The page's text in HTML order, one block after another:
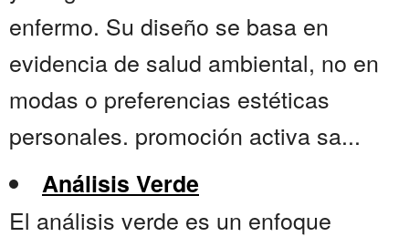
enfermo. Su diseño se basa en
evidencia de salud ambiental, no en
modas o preferencias estéticas
personales. promoción activa sa...
Análisis Verde
El análisis verde es un enfoque